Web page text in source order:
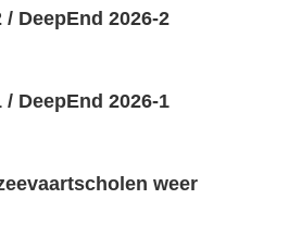
DeepEnd 2026-2
DeepEnd 2026-1
weer